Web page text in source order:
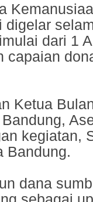
digelar
dari 1
capaian
Ketua
kegiatan,
Bandung.
dana